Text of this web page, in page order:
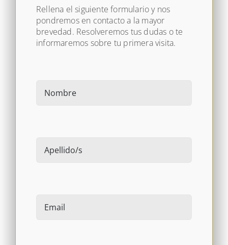
Rellena el siguiente formulario y nos
pondremos en contacto a la mayor
brevedad. Resolveremos tus dudas o te
informaremos sobre tu primera visita.